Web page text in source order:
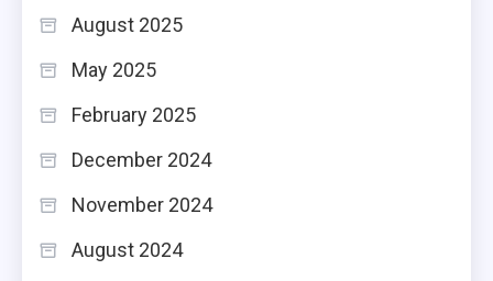
August 2025
May 2025
February 2025
December 2024
November 2024
August 2024